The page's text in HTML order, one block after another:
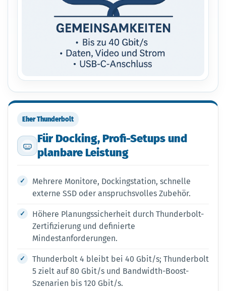
Eher Thunderbolt
Für Docking, Profi-Setups und
planbare Leistung
Mehrere Monitore, Dockingstation, schnelle
externe SSD oder anspruchsvolles Zubehör.
Höhere Planungssicherheit durch Thunderbolt-
Zertifizierung und definierte
Mindestanforderungen.
Thunderbolt 4 bleibt bei 40 Gbit/s; Thunderbolt
5 zielt auf 80 Gbit/s und Bandwidth-Boost-
Szenarien bis 120 Gbit/s.